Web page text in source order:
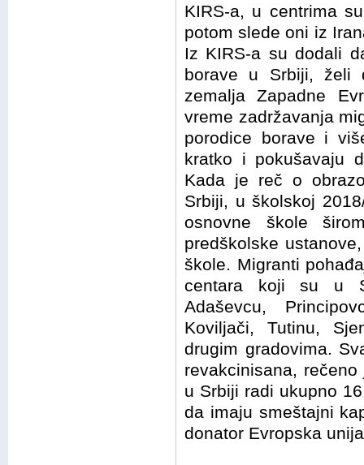
KIRS-a, u centrima
potom slede oni iz
Iz KIRS-a su dodali
borave u Srbiji, želi
zemalja Zapadne
vreme zadržavanja
porodice borave i
kratko i pokušavaju
Kada je reč o
Srbiji, u školskoj
osnovne škole
predškolske
škole. Migranti
centara koji su u
Adaševcu,
Koviljači, Tutinu,
drugim gradovima.
revakcinisana,
u Srbiji radi ukupno
da imaju smeštajni
donator Evropska